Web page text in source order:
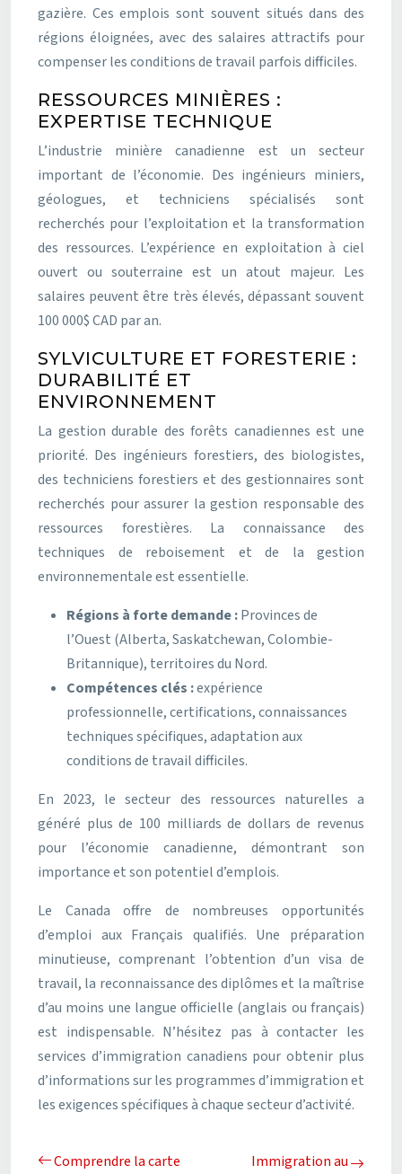
gazière. Ces emplois sont souvent situés dans des
régions éloignées, avec des salaires attractifs pour
compenser les conditions de travail parfois difficiles.
RESSOURCES MINIÈRES :
EXPERTISE TECHNIQUE
L’industrie minière canadienne est un secteur
important de l’économie. Des ingénieurs miniers,
géologues, et techniciens spécialisés sont
recherchés pour l’exploitation et la transformation
des ressources. L’expérience en exploitation à ciel
ouvert ou souterraine est un atout majeur. Les
salaires peuvent être très élevés, dépassant souvent
100 000$ CAD par an.
SYLVICULTURE ET FORESTERIE :
DURABILITÉ ET
ENVIRONNEMENT
La gestion durable des forêts canadiennes est une
priorité. Des ingénieurs forestiers, des biologistes,
des techniciens forestiers et des gestionnaires sont
recherchés pour assurer la gestion responsable des
ressources forestières. La connaissance des
techniques de reboisement et de la gestion
environnementale est essentielle.
Régions à forte demande :Provinces de
l’Ouest (Alberta, Saskatchewan, Colombie-
Britannique), territoires du Nord.
Compétences clés :expérience
professionnelle, certifications, connaissances
techniques spécifiques, adaptation aux
conditions de travail difficiles.
En 2023, le secteur des ressources naturelles a
généré plus de 100 milliards de dollars de revenus
pour l’économie canadienne, démontrant son
importance et son potentiel d’emplois.
Le Canada offre de nombreuses opportunités
d’emploi aux Français qualifiés. Une préparation
minutieuse, comprenant l’obtention d’un visa de
travail, la reconnaissance des diplômes et la maîtrise
d’au moins une langue officielle (anglais ou français)
est indispensable. N’hésitez pas à contacter les
services d’immigration canadiens pour obtenir plus
d’informations sur les programmes d’immigration et
les exigences spécifiques à chaque secteur d’activité.
Comprendre la carte
Immigration au